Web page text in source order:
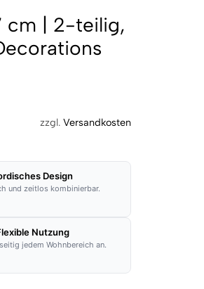
cm | 2-teilig,
zzgl. Versandkosten
Design
und zeitlos kombinierbar.
Nutzung
jedem Wohnbereich an.